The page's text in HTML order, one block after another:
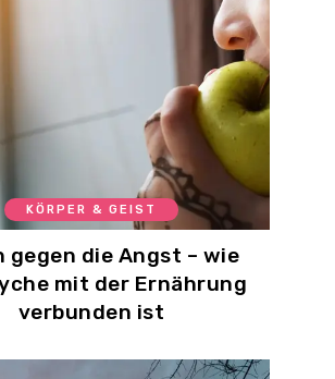
KÖRPER & GEIST
gegen die Angst – wie
mit der Ernährung
verbunden ist